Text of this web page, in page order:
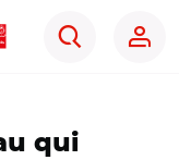
Rechercher
qui